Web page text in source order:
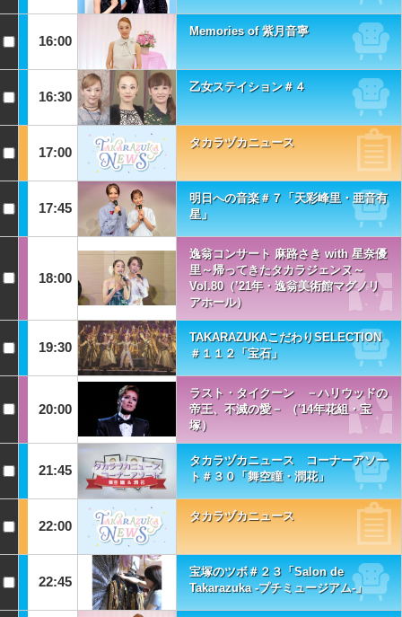
16:00
Memories of 紫月音寧
16:30
乙女ステイション＃４
17:00
タカラヅカニュース
17:45
明日への音楽＃７「天彩峰里・亜音有
星」
18:00
逸翁コンサート 麻路さき with 星奈優
里～帰ってきたタカラジェンヌ～
Vol.80（’21年・逸翁美術館マグノリ
アホール）
19:30
TAKARAZUKAこだわりSELECTION
＃１１２「宝石」
20:00
ラスト・タイクーン －ハリウッドの
帝王、不滅の愛－ （'14年花組・宝
塚）
21:45
タカラヅカニュース コーナーアソー
ト＃３０「舞空瞳・潤花」
22:00
タカラヅカニュース
22:45
宝塚のツボ＃２３「Salon de
Takarazuka -プチミュージアム-」